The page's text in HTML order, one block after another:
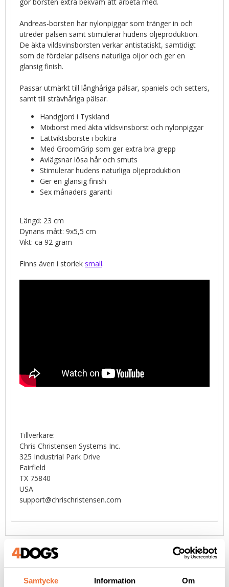
Samtycke Information Om
Andreas-borsten har nylonpiggar som tränger in och
utreder pälsen samt stimulerar hudens oljeproduktion.
De äkta vildsvinsborsten verkar antistatiskt, samtidigt
som de fördelar pälsens naturliga oljor och ger en
glansig finish.
Passar utmärkt till långhåriga pälsar, spaniels och setters,
samt till strävhåriga pälsar.
Handgjord i Tyskland
Mixborst med äkta vildsvinsborst och nylonpiggar
Lättviktsborste i bokträ
Med GroomGrip som ger extra bra grepp
Avlägsnar lösa hår och smuts
Stimulerar hudens naturliga oljeproduktion
Ger en glansig finish
Sex månaders garanti
Längd: 23 cm
Dynans mått: 9x5,5 cm
Vikt: ca 92 gram
Finns även i storlek small.
Tillverkare:
Chris Christensen Systems Inc.
325 Industrial Park Drive
Fairfield
TX 75840
USA
support@chrischristensen.com